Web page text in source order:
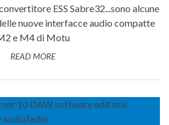
ESS Sabre32...sono alcune
nuove interfacce audio compatte
e M4 di Motu
READ MORE